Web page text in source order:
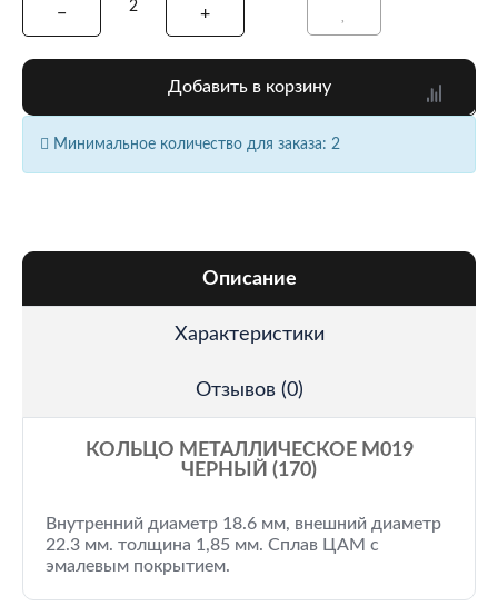
Добавить в корзину
Минимальное количество для заказа: 2
Описание
Характеристики
Отзывов (0)
КОЛЬЦО МЕТАЛЛИЧЕСКОЕ M019
ЧЕРНЫЙ (170)
Внутренний диаметр 18.6 мм, внешний диаметр
22.3 мм. толщина 1,85 мм. Сплав ЦАМ с
эмалевым покрытием.